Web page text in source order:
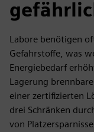
Labore benötigen
Gefahrstoffe, was
Energiebedarf
Lagerung
einer zertifizierten
drei Schränken
von